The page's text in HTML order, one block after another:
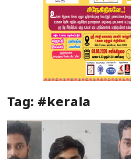
Special Story
Tag: #kerala